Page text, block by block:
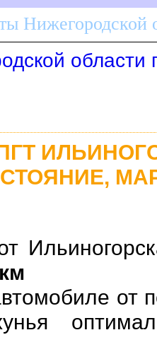
Нижегородской
области
от